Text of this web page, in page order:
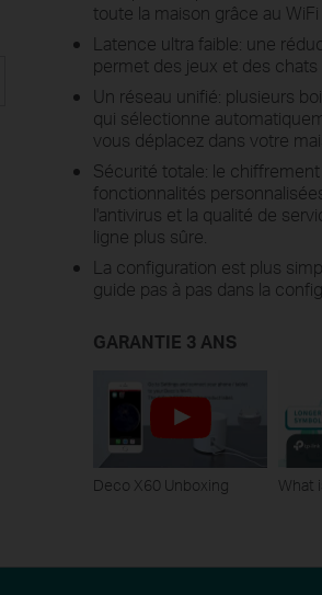
toute la maison grâce au WiFi
Latence ultra faible: une
permet des jeux et des chats
Un réseau unifié: plusieurs
qui sélectionne
vous déplacez dans votre
Sécurité totale: le
fonctionnalités
l'antivirus et la qualité de
ligne plus sûre.
La configuration est plus
guide pas à pas dans la
GARANTIE 3 ANS
Deco X60 Unboxing What